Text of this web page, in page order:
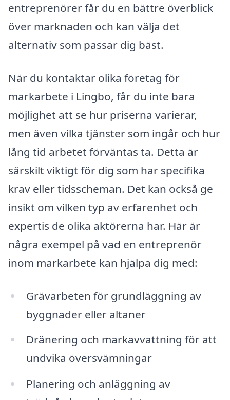
entreprenörer får du en bättre överblick
över marknaden och kan välja det
alternativ som passar dig bäst.
När du kontaktar olika företag för
markarbete i Lingbo, får du inte bara
möjlighet att se hur priserna varierar,
men även vilka tjänster som ingår och hur
lång tid arbetet förväntas ta. Detta är
särskilt viktigt för dig som har specifika
krav eller tidsscheman. Det kan också ge
insikt om vilken typ av erfarenhet och
expertis de olika aktörerna har. Här är
några exempel på vad en entreprenör
inom markarbete kan hjälpa dig med:
Grävarbeten för grundläggning av
byggnader eller altaner
Dränering och markavvattning för att
undvika översvämningar
Planering och anläggning av